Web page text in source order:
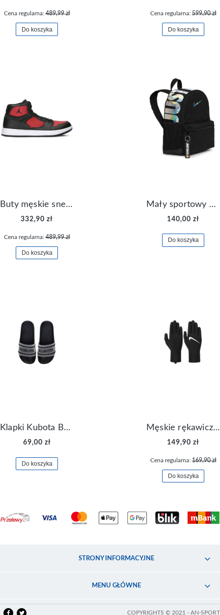
Cena regularna:489,99 zł
Do koszyka
Cena regularna:599,90 zł
Do koszyka
Buty męskie sneakersy Jordan Access AR3762-006
332,90 zł
Cena regularna:489,99 zł
Do koszyka
Mały sportowy plecak plecaczek Nike Brasilia JDI DR6091-017
140,00 zł
Do koszyka
Klapki Kubota Basenowe Gel Czarne
69,00 zł
Do koszyka
Męskie rękawiczki Nike Dri-FIT Lightweight Gloves N.RG.M0.082
149,90 zł
Cena regularna:169,90 zł
Do koszyka
STRONY INFORMACYJNE
MENU GŁÓWNE
COPYRIGHTS © 2021 - AN-SPORT